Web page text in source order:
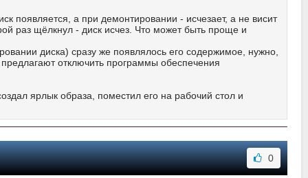
появляется, а при демонтировании - исчезает, а не висит
раз щёлкнул - диск исчез. Что может быть проще и
диска) сразу же появлялось его содержимое, нужно,
отключить программы обеспечения
ярлык образа, поместил его на рабочий стол и
0